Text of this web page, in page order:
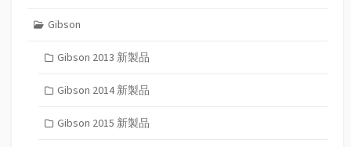
Gibson
Gibson 2013 新製品
Gibson 2014 新製品
Gibson 2015 新製品